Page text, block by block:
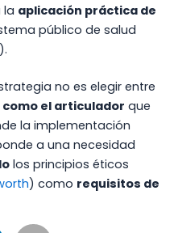
la aplicación práctica de
público de salud
no es elegir entre
el articulador que
la implementación
a una necesidad
los principios éticos
) como requisitos de